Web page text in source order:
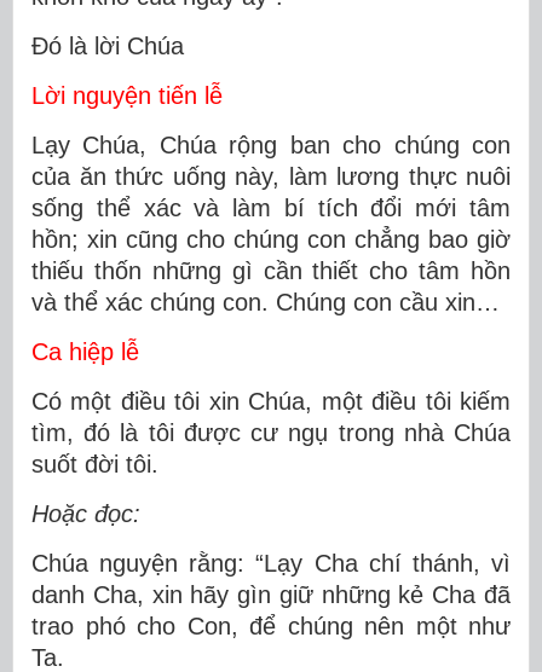
Ðó là lời Chúa
Lời nguyện tiến lễ
Lạy Chúa, Chúa rộng ban cho chúng con
của ăn thức uống này, làm lương thực nuôi
sống thể xác và làm bí tích đổi mới tâm
hồn; xin cũng cho chúng con chẳng bao giờ
thiếu thốn những gì cần thiết cho tâm hồn
và thể xác chúng con. Chúng con cầu xin…
Ca hiệp lễ
Có một điều tôi xin Chúa, một điều tôi kiếm
tìm, đó là tôi được cư ngụ trong nhà Chúa
suốt đời tôi.
Hoặc đọc:
Chúa nguyện rằng: “Lạy Cha chí thánh, vì
danh Cha, xin hãy gìn giữ những kẻ Cha đã
trao phó cho Con, để chúng nên một như
Ta.